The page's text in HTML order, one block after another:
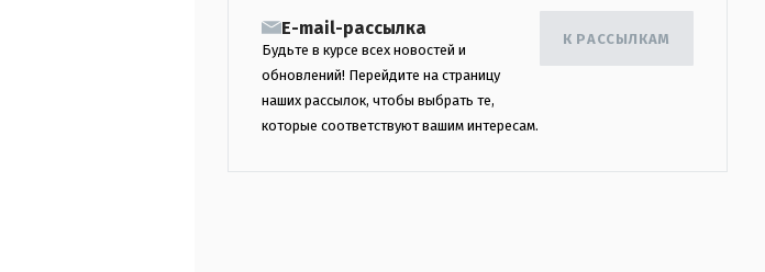
E-mail-рассылка
Будьте в курсе всех новостей и
обновлений! Перейдите на страницу
наших рассылок, чтобы выбрать те,
которые соответствуют вашим интересам.
К РАССЫЛКАМ